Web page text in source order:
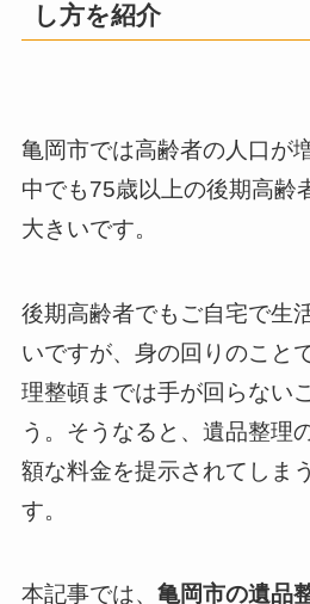
し方を紹介
亀岡市では高齢者の人口が
中でも75歳以上の後期高齢
大きいです。
後期高齢者でもご自宅で生
いですが、身の回りのこと
理整頓までは手が回らない
う。そうなると、遺品整理
額な料金を提示されてしま
す。
本記事では、 亀岡市の遺品